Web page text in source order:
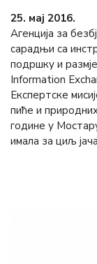
25. мај 2016.
Агенција за
сарадњи са
подршку и
Information
Експертске
пиће и
године у
имала за циљ